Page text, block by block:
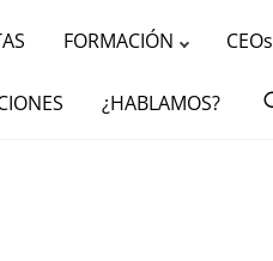
FORMACIÓN CEOs
¿HABLAMOS?